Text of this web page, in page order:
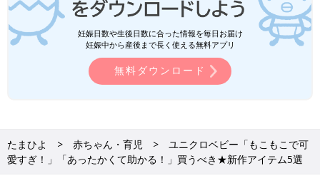
妊娠日数や生後日数に合った情報を毎日お届け
妊娠中から産後まで長く使える無料アプリ
無料ダウンロード
たまひよ 赤ちゃん・育児
ユニクロベビー「もこもこで可
愛すぎ！」「あったかくて助かる！」買うべき★新作アイテム5選